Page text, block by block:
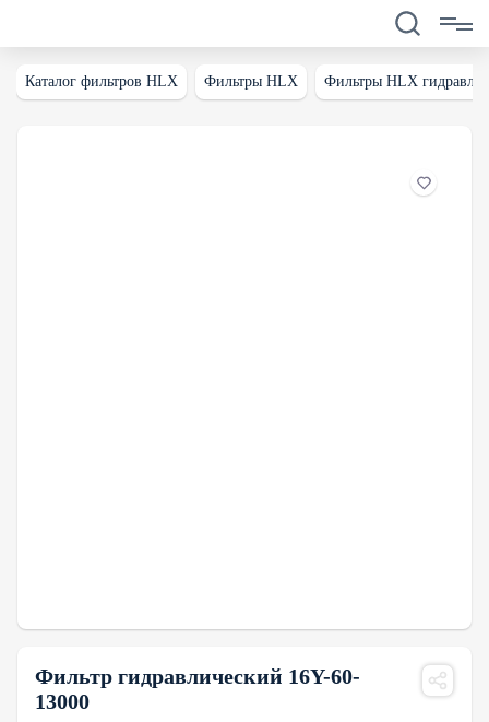
Каталог фильтров HLX Фильтры HLX Фильтры HLX
Фильтр гидравлический 16Y-60-
13000